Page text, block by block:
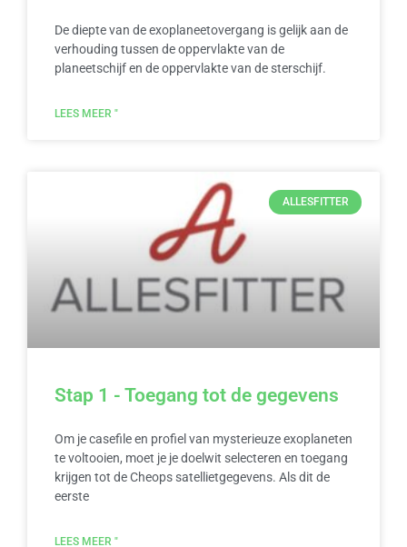
De diepte van de exoplaneetovergang is gelijk aan de
verhouding tussen de oppervlakte van de
planeetschijf en de oppervlakte van de sterschijf.
LEES MEER "
ALLESFITTER
Stap 1 - Toegang tot de gegevens
Om je casefile en profiel van mysterieuze exoplaneten
te voltooien, moet je je doelwit selecteren en toegang
krijgen tot de Cheops satellietgegevens. Als dit de
eerste
LEES MEER "